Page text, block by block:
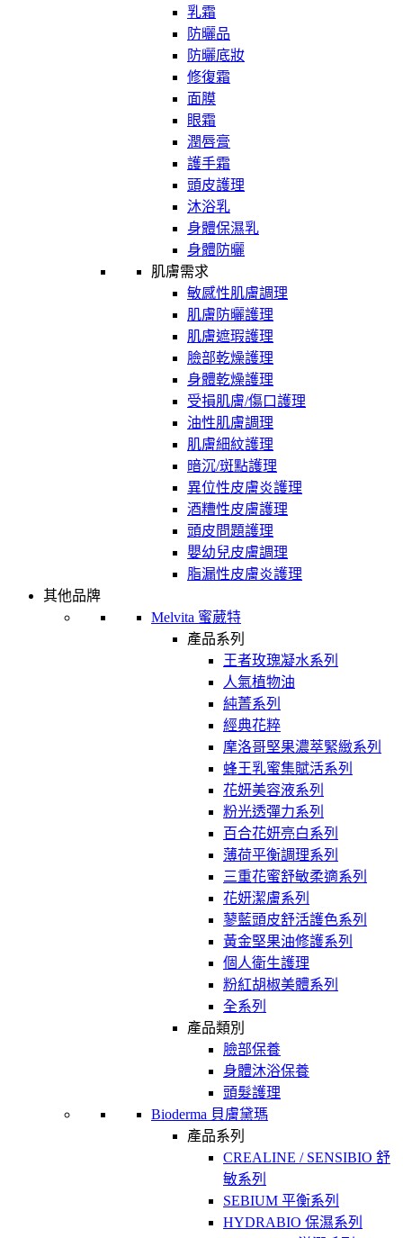
乳霜
防曬品
防曬底妝
修復霜
面膜
眼霜
潤唇膏
護手霜
頭皮護理
沐浴乳
身體保濕乳
身體防曬
肌膚需求
敏感性肌膚調理
肌膚防曬護理
肌膚遮瑕護理
臉部乾燥護理
身體乾燥護理
受損肌膚/傷口護理
油性肌膚調理
肌膚細紋護理
暗沉/斑點護理
異位性皮膚炎護理
酒糟性皮膚護理
頭皮問題護理
嬰幼兒皮膚調理
脂漏性皮膚炎護理
其他品牌
Melvita 蜜葳特
產品系列
王者玫瑰凝水系列
人氣植物油
純菁系列
經典花粹
摩洛哥堅果濃萃緊緻系列
蜂王乳蜜集賦活系列
花妍美容液系列
粉光透彈力系列
百合花妍亮白系列
薄荷平衡調理系列
三重花蜜舒敏柔適系列
花妍潔膚系列
蓼藍頭皮舒活護色系列
黃金堅果油修護系列
個人衛生護理
粉紅胡椒美體系列
全系列
產品類別
臉部保養
身體沐浴保養
頭髮護理
Bioderma 貝膚黛瑪
產品系列
CREALINE / SENSIBIO 舒
敏系列
SEBIUM 平衡系列
HYDRABIO 保濕系列